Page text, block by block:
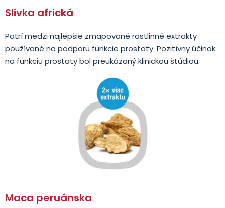
Slivka africká
Patrí medzi najlepšie zmapované rastlinné extrakty
používané na podporu funkcie prostaty. Pozitívny účinok
na funkciu prostaty bol preukázaný klinickou štúdiou.
Maca peruánska